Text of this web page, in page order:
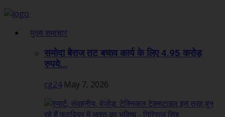
मुख्य समाचार
समोदा बैराज तट बचाव कार्य के लिए 4.95 करोड़
रुपये...
cg24 May 7, 2026